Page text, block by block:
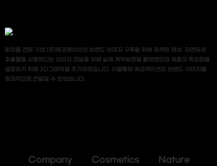
화장품 전문 기업 (주)에코케이션의 브랜드 이미지 구축을 위해 제작된 영상. 자연유래
추출물을 사용한다는 이미지 전달을 위해 실제 계약농장을 촬영했으며 제품의 특장점을
설명하기 위해 3D그래픽을 추가하였습니다. 이를통해 에코케이션의 브랜드 이미지를
효과적으로 전달할 수 있었습니다.
Company Cosmetics Nature